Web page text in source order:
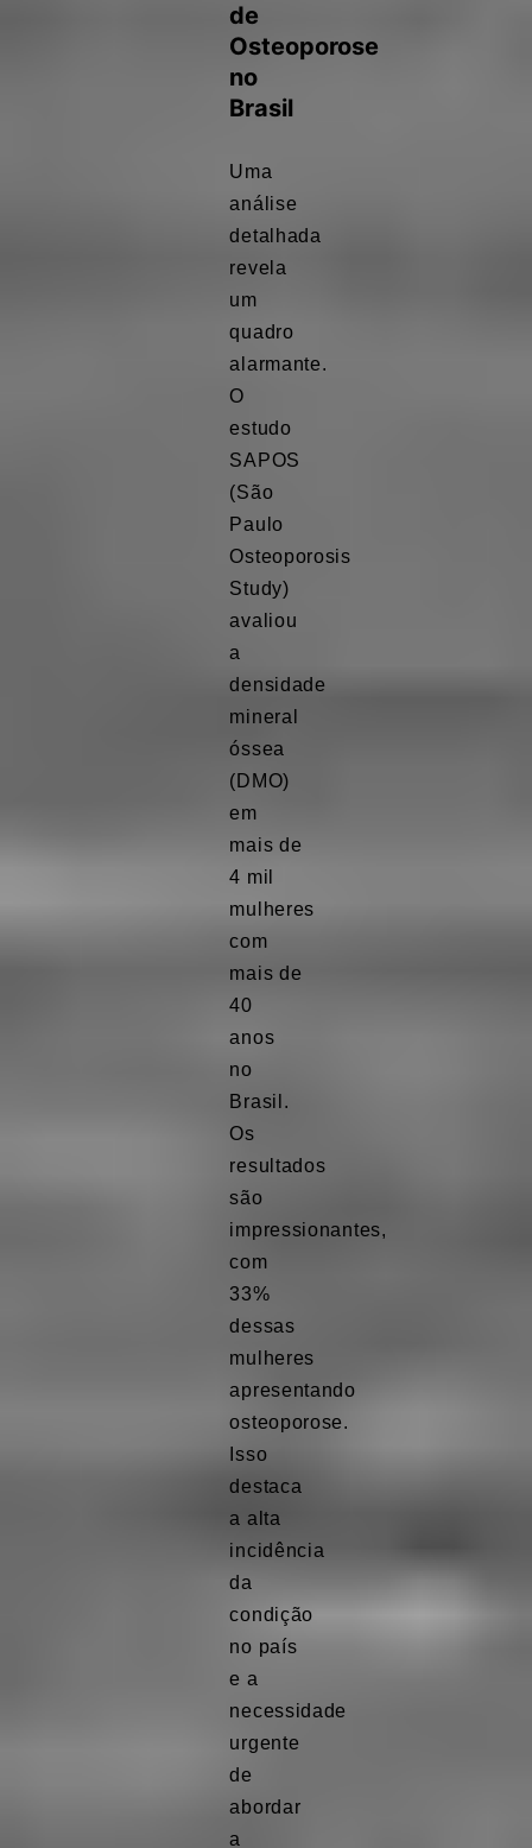
de
Osteoporose
no
Brasil
Uma
análise
detalhada
revela
um
quadro
alarmante.
O
estudo
SAPOS
(São
Paulo
Osteoporosis
Study)
avaliou
a
densidade
mineral
óssea
(DMO)
em
mais de
4 mil
mulheres
com
mais de
40
anos
no
Brasil.
Os
resultados
são
impressionantes,
com
33%
dessas
mulheres
apresentando
osteoporose.
Isso
destaca
a alta
incidência
da
condição
no país
e a
necessidade
urgente
de
abordar
a